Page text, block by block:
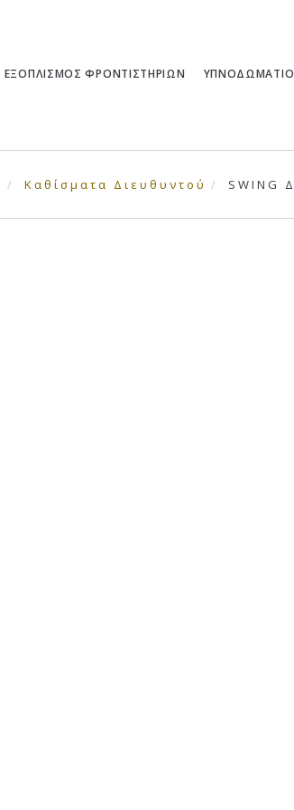
ΕΞΟΠΛΙΣΜΟΣ ΦΡΟΝΤΙΣΤΗΡΙΩΝ ΥΠΝΟΔΩΜΑΤΙΟ
Καθίσματα Διευθυντού SWING